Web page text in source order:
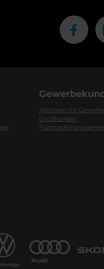
Aktionen für
Großkunden